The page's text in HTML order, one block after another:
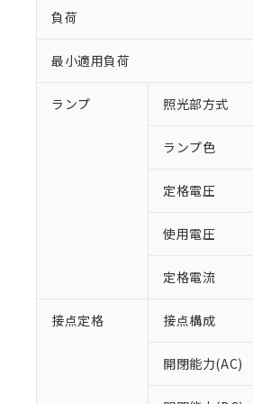
負荷
最小適用負荷
ランプ 照光部方式
ランプ色
定格電圧
使用電圧
定格電流
接点定格 接点構成
開閉能力(AC)